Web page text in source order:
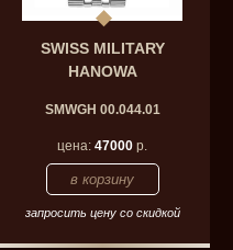
SWISS MILITARY
HANOWA
SMWGH 00.044.01
цена:47000 р.
запросить цену со скидкой